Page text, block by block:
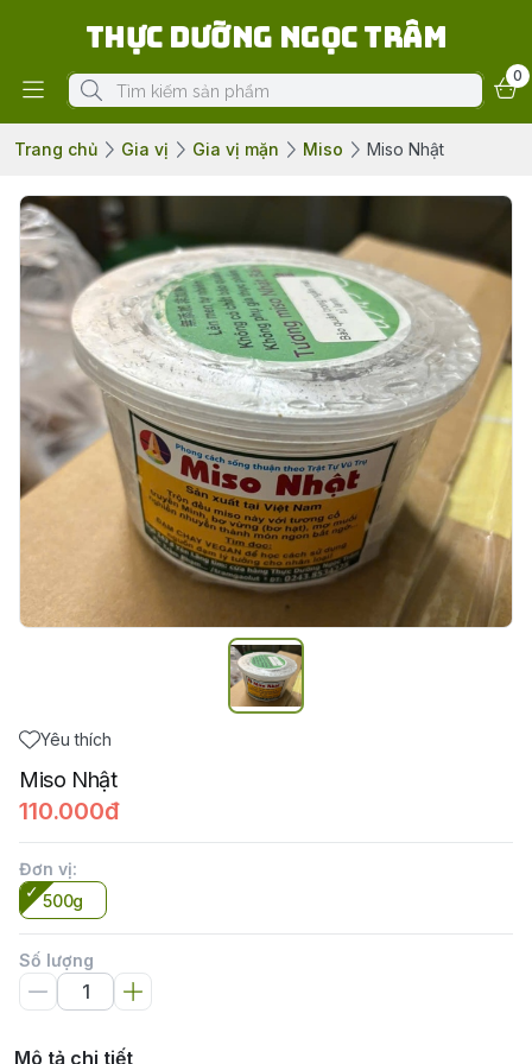
Thực Dưỡng Ngọc Trâm
0
Trang chủ Gia vị Gia vị mặn Miso Miso Nhật
Yêu thích
Miso Nhật
110.000đ
Đơn vị:
500g
Số lượng
Mô tả chi tiết